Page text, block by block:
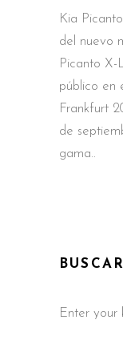
Kia
del nuevo
Picanto X-
público en
Frankfurt
de
gama
BUSCAR
for: